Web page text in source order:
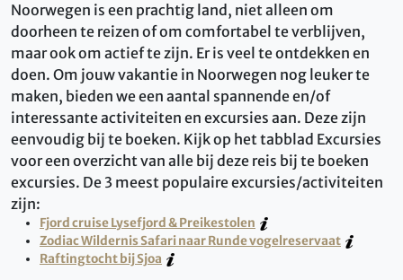
Noorwegen is een prachtig land, niet alleen om
doorheen te reizen of om comfortabel te verblijven,
maar ook om actief te zijn. Er is veel te ontdekken en
doen. Om jouw vakantie in Noorwegen nog leuker te
maken, bieden we een aantal spannende en/of
interessante activiteiten en excursies aan. Deze zijn
eenvoudig bij te boeken. Kijk op het tabblad Excursies
voor een overzicht van alle bij deze reis bij te boeken
excursies. De 3 meest populaire excursies/activiteiten
zijn:
Fjord cruise Lysefjord & Preikestolen
Zodiac Wildernis Safari naar Runde vogelreservaat
Raftingtocht bij Sjoa